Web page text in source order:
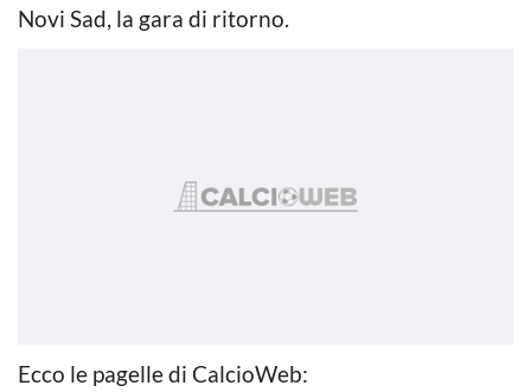
Novi Sad, la gara di ritorno.
Ecco le pagelle di CalcioWeb: